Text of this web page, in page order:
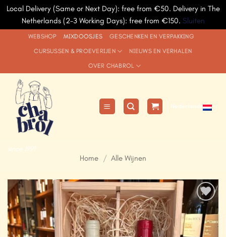
Local Delivery (Same or Next Day): free from €50. Delivery in The
Netherlands (2-3 Working Days): free from €150. Sluiten
WEBSHOP MIXDOOSJES GESCHENKEN EN VERPAKKING
CURSUSSEN & PROEVERIJEN NIEUWS EN VERHALEN
OVER CHABROL
since 1991
Nederlands
Home / Alle Wijnen
Add to
Wishlist